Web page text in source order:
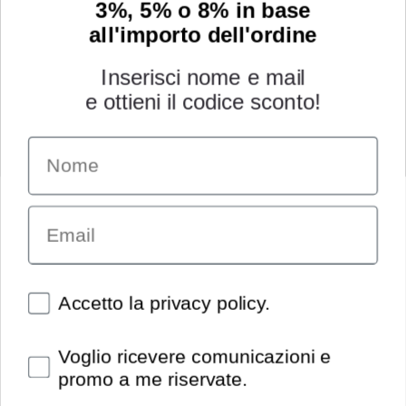
INFORMAZIONI
Chi siamo
Condizioni generali
Garanzia
Richiesta assistenza tecnica
Pagamenti e spedizioni
Utilizzo dei cookies
Recedi dal contratto
3%, 5% o 8% in base
all'importo dell'ordine
Inserisci nome e mail
e ottieni il codice sconto!
Name
Email
Spunte obbligatorie
Accetto la privacy policy.
Spunte obbligatorie
Voglio ricevere comunicazioni e
promo a me riservate.